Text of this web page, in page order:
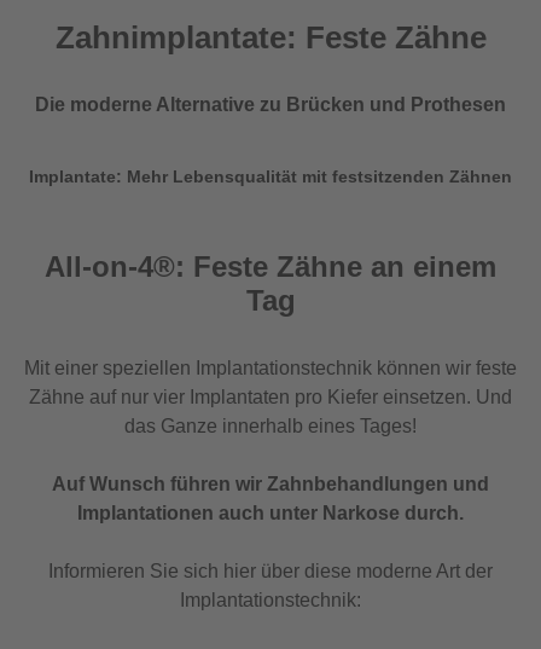
Zahnimplantate: Feste Zähne
Die moderne Alternative zu Brücken und Prothesen
Implantate: Mehr Lebensqualität mit festsitzenden Zähnen
All-on-4®: Feste Zähne an einem
Tag
Mit einer speziellen Implantationstechnik können wir feste
Zähne auf nur vier Implantaten pro Kiefer einsetzen. Und
das Ganze innerhalb eines Tages!
Auf Wunsch führen wir Zahnbehandlungen und
Implantationen auch unter Narkose durch.
Informieren Sie sich hier über diese moderne Art der
Implantationstechnik: